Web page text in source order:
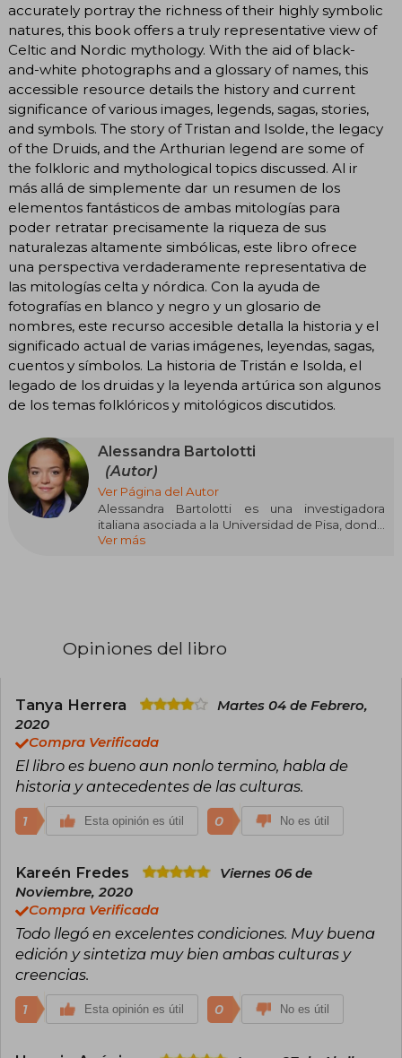
accurately portray the richness of their highly symbolic
natures, this book offers a truly representative view of
Celtic and Nordic mythology. With the aid of black-
and-white photographs and a glossary of names, this
accessible resource details the history and current
significance of various images, legends, sagas, stories,
and symbols. The story of Tristan and Isolde, the legacy
of the Druids, and the Arthurian legend are some of
the folkloric and mythological topics discussed. Al ir
más allá de simplemente dar un resumen de los
elementos fantásticos de ambas mitologías para
poder retratar precisamente la riqueza de sus
naturalezas altamente simbólicas, este libro ofrece
una perspectiva verdaderamente representativa de
las mitologías celta y nórdica. Con la ayuda de
fotografías en blanco y negro y un glosario de
nombres, este recurso accesible detalla la historia y el
significado actual de varias imágenes, leyendas, sagas,
cuentos y símbolos. La historia de Tristán e Isolda, el
legado de los druidas y la leyenda artúrica son algunos
de los temas folklóricos y mitológicos discutidos.
Alessandra Bartolotti
(Autor)
Ver Página del Autor
Alessandra Bartolotti es una investigadora
italiana asociada a la Universidad de Pisa, donde
ha colaborado en diversas obras de carácter
(2017). Estas publicaciones, enmarcadas en el
los símbolos y mitos de diversas culturas.
Ver más
Opiniones del libro
Tanya Herrera
Martes 04 de Febrero,
2020
Compra Verificada
El libro es bueno aun nonlo termino, habla de
historia y antecedentes de las culturas.
1 Esta opinión es útil 0 No es útil
Kareén Fredes
Viernes 06 de
Noviembre, 2020
Compra Verificada
Todo llegó en excelentes condiciones. Muy buena
edición y sintetiza muy bien ambas culturas y
creencias.
1 Esta opinión es útil 0 No es útil